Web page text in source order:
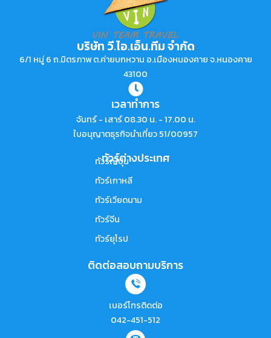
บริษัท วี.ไอ.เอ็น.ทีม จำกัด
6/1 หมู่ 6 ถ.มิตรภาพ ต.ค่ายบกหวาน อ.เมืองหนองคาย จ.หนองคาย
43100
เวลาทำการ
จันทร์ - เสาร์ 08.30 น. - 17.00 น.
ใบอนุญาตธุรกิจนำเที่ยว 51/00957
ทัวร์ต่างประเทศ
ทัวร์ญี่ปุ่น
ทัวร์เกาหลี
ทัวร์เวียดนาม
ทัวร์จีน
ทัวร์ยุโรป
ติดต่อสอบถามบริการ
เบอร์โทรติดต่อ
042-451-512